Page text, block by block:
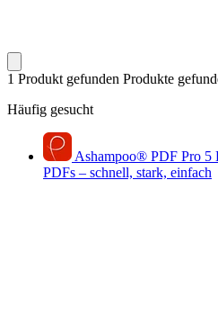
1 Produkt gefunden Produkte
Häufig gesucht
Ashampoo® PDF Pro 5
PDFs – schnell, stark, einfach